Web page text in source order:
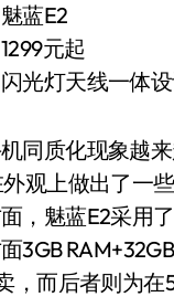
蓝E2
元起
光灯天线一体
质化现象越来
观上做出了一
，魅蓝E2采用
3GB
，而后者则为在5